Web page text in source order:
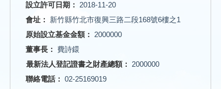
設立許可日期：
2018-11-20
會址：
新竹縣竹北市復興三路二段168號6樓之1
原始設立基金金額：
2000000
董事長：
費詩鐶
最新法人登記證書之財產總額：
2000000
聯絡電話： 02-25169019